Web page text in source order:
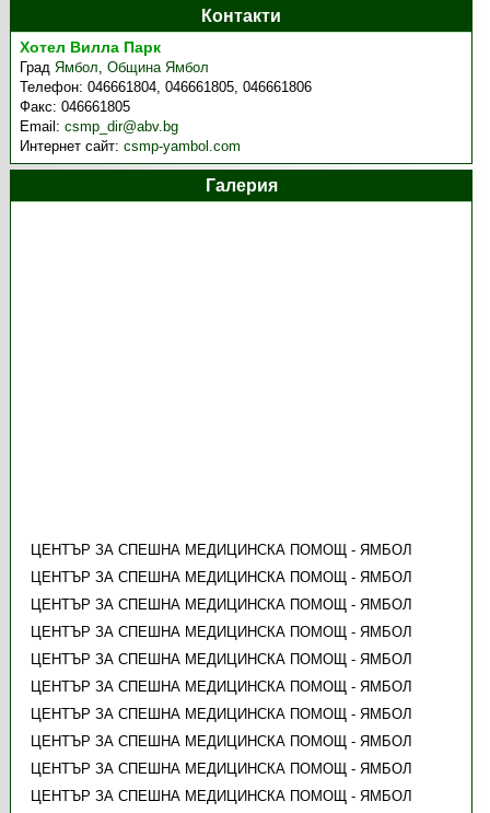
Контакти
Хотел Вилла Парк
ГрадЯмбол,Община Ямбол
Телефон:046661804, 046661805, 046661806
Факс:046661805
Email:csmp_dir@abv.bg
Интернет сайт:csmp-yambol.com
Галерия
ЦЕНТЪР ЗА СПЕШНА МЕДИЦИНСКА ПОМОЩ - ЯМБОЛ
ЦЕНТЪР ЗА СПЕШНА МЕДИЦИНСКА ПОМОЩ - ЯМБОЛ
ЦЕНТЪР ЗА СПЕШНА МЕДИЦИНСКА ПОМОЩ - ЯМБОЛ
ЦЕНТЪР ЗА СПЕШНА МЕДИЦИНСКА ПОМОЩ - ЯМБОЛ
ЦЕНТЪР ЗА СПЕШНА МЕДИЦИНСКА ПОМОЩ - ЯМБОЛ
ЦЕНТЪР ЗА СПЕШНА МЕДИЦИНСКА ПОМОЩ - ЯМБОЛ
ЦЕНТЪР ЗА СПЕШНА МЕДИЦИНСКА ПОМОЩ - ЯМБОЛ
ЦЕНТЪР ЗА СПЕШНА МЕДИЦИНСКА ПОМОЩ - ЯМБОЛ
ЦЕНТЪР ЗА СПЕШНА МЕДИЦИНСКА ПОМОЩ - ЯМБОЛ
ЦЕНТЪР ЗА СПЕШНА МЕДИЦИНСКА ПОМОЩ - ЯМБОЛ